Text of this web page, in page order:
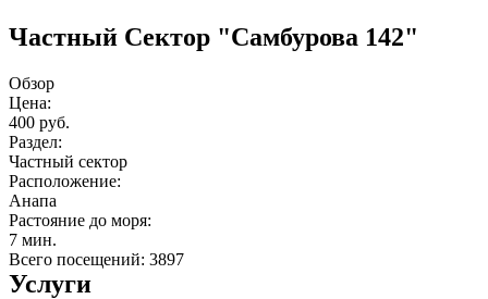
Частный Cектор "Самбурова 142"
Обзор
Цена:
400 руб.
Раздел:
Частный сектор
Расположение:
Анапа
Растояние до моря:
7 мин.
Всего посещений: 3897
Услуги